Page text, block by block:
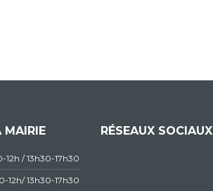
MAIRIE
12h / 13h30-17h30
12h/ 13h30-17h30
RÉSEAUX SOCIAUX